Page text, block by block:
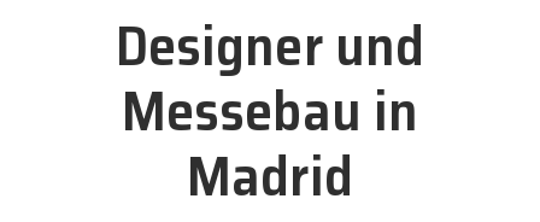
Designer und
Messebau in
Madrid